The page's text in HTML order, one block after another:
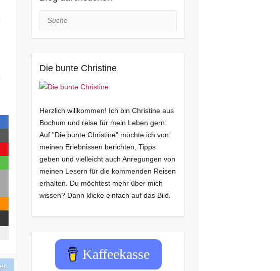
Suche
Die bunte Christine
Herzlich willkommen! Ich bin Christine aus
Bochum und reise für mein Leben gern.
Auf "Die bunte Christine" möchte ich von
meinen Erlebnissen berichten, Tipps
geben und vielleicht auch Anregungen von
meinen Lesern für die kommenden Reisen
erhalten. Du möchtest mehr über mich
wissen? Dann klicke einfach auf das Bild.
Kaffeekasse